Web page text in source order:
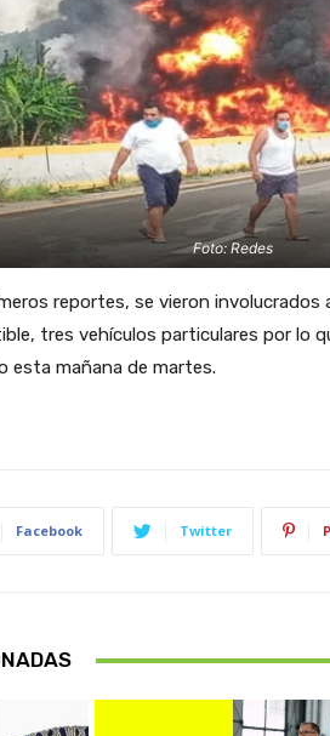
Foto: Redes
reportes, se vieron
tres vehículos particulares por lo
esta mañana de martes.
Facebook Twitter